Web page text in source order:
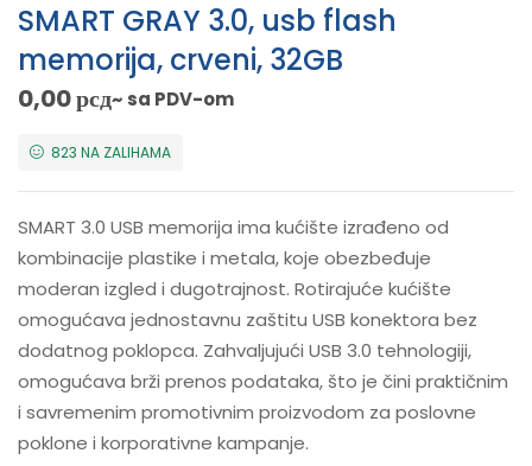
SMART GRAY 3.0, usb flash
memorija, crveni, 32GB
0,00рсд~ sa PDV-om
823 NA ZALIHAMA
SMART 3.0 USB memorija ima kućište izrađeno od
kombinacije plastike i metala, koje obezbeđuje
moderan izgled i dugotrajnost. Rotirajuće kućište
omogućava jednostavnu zaštitu USB konektora bez
dodatnog poklopca. Zahvaljujući USB 3.0 tehnologiji,
omogućava brži prenos podataka, što je čini praktičnim
i savremenim promotivnim proizvodom za poslovne
poklone i korporativne kampanje.